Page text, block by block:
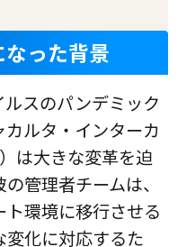
った背景
スのパンデミック
ルタ・インターカ
は大きな変革を迫
管理者チームは、
環境に移行させる
化に対応するた